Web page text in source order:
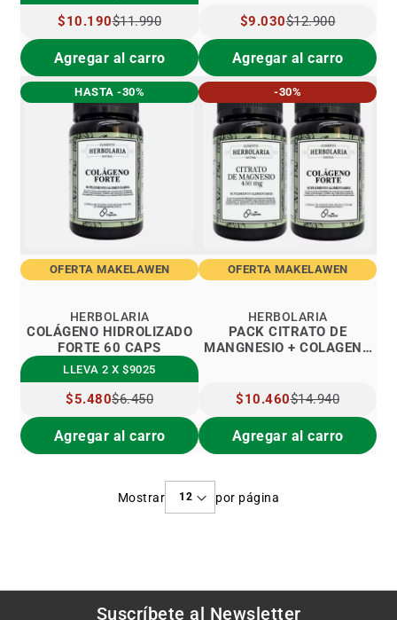
PRECIO
ESPECIAL
$10.190$11.990
Agregar al carro
PRECIO
ESPECIAL
$9.030$12.900
Agregar al carro
HASTA -30%
OFERTA MAKELAWEN
COLÁGENO HIDROLIZADO
FORTE 60 CAPS
HERBOLARIA
LLEVA 2 X $9025
PRECIO
ESPECIAL
$5.480$6.450
Agregar al carro
-30%
OFERTA MAKELAWEN
PACK CITRATO DE
MANGNESIO + COLAGENO
HERBOLARIA
PRECIO
ESPECIAL
$10.460$14.940
Agregar al carro
Mostrar por página
Suscríbete al Newsletter